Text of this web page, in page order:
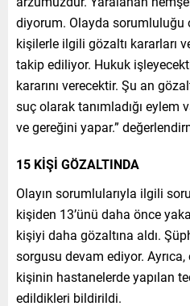
diyorum. Olayda sorumluluğu
kişilerle ilgili gözaltı kararları
takip ediliyor. Hukuk
kararını verecektir. Şu an
suç olarak tanımladığı eylem
ve gereğini yapar.”
15 KİŞİ GÖZALTINDA
Olayın sorumlularıyla ilgili
kişiden 13’ünü daha önce
kişiyi daha gözaltına aldı.
sorgusu devam ediyor.
kişinin hastanelerde yapılan
edildikleri bildirildi.